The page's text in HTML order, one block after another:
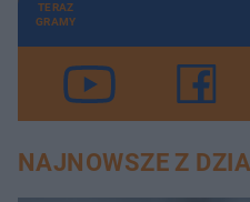
TERAZ
GRAMY
NAJNOWSZE Z